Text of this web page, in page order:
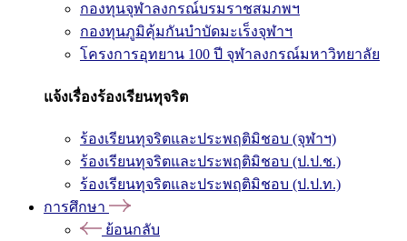
กองทุนจุฬาลงกรณ์บรมราชสมภพฯ
กองทุนภูมิคุ้มกันบำบัดมะเร็งจุฬาฯ
โครงการอุทยาน 100 ปี จุฬาลงกรณ์มหาวิทยาลัย
แจ้งเรื่องร้องเรียนทุจริต
ร้องเรียนทุจริตและประพฤติมิชอบ (จุฬาฯ)
ร้องเรียนทุจริตและประพฤติมิชอบ (ป.ป.ช.)
ร้องเรียนทุจริตและประพฤติมิชอบ (ป.ป.ท.)
การศึกษา
ย้อนกลับ